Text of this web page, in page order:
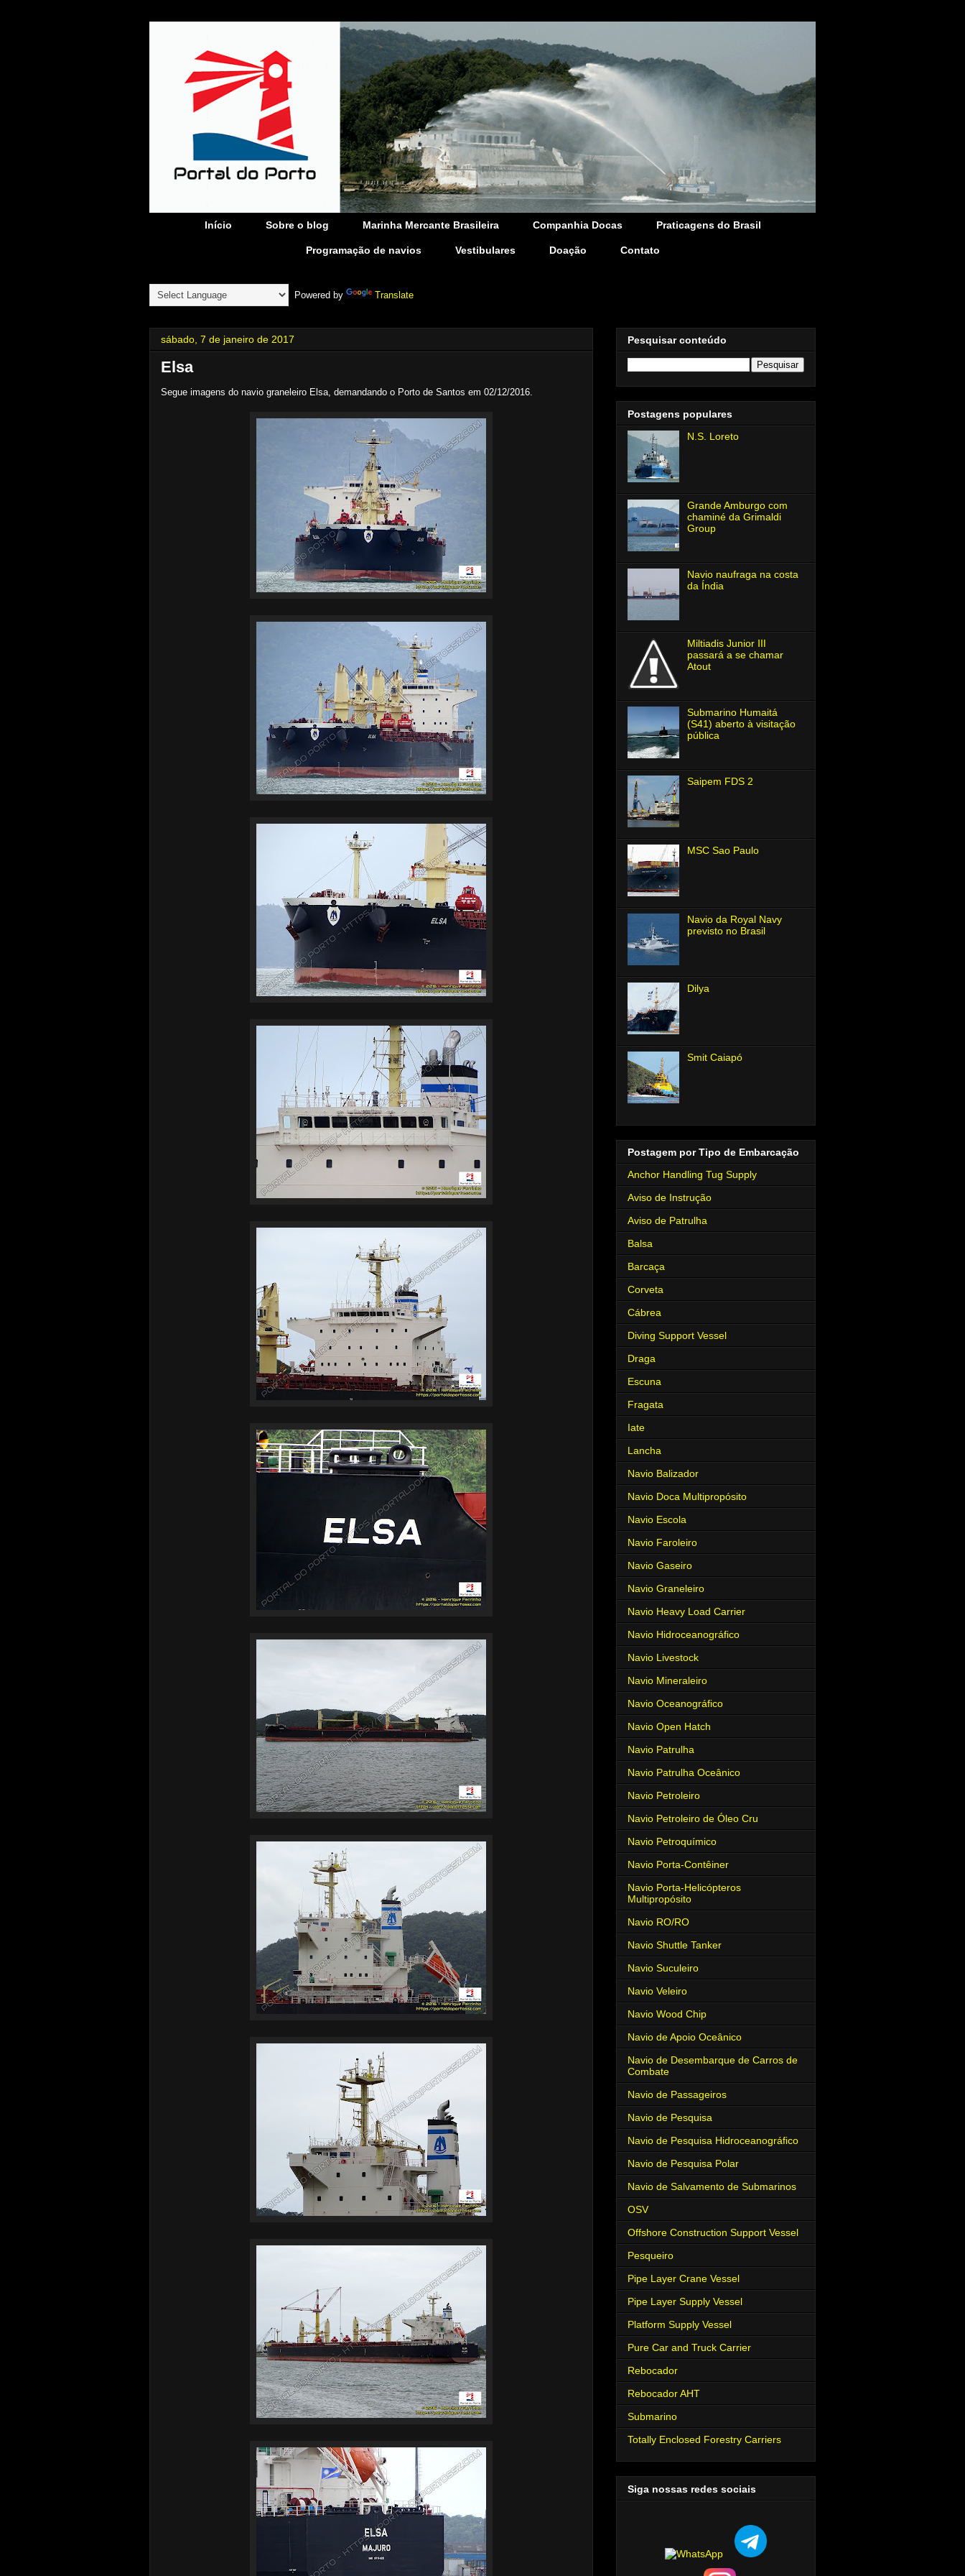
Início Sobre o blog Marinha Mercante Brasileira Companhia Docas Praticagens do Brasil
Programação de navios Vestibulares Doação Contato
Powered by Translate
sábado, 7 de janeiro de 2017
Elsa
Segue imagens do navio graneleiro Elsa, demandando o Porto de Santos em 02/12/2016.
Pesquisar conteúdo
Postagens populares
N.S. Loreto
Grande Amburgo com
chaminé da Grimaldi
Group
Navio naufraga na costa
da Índia
Miltiadis Junior Ⅲ
passará a se chamar
Atout
Submarino Humaitá
(S41) aberto à visitação
pública
Saipem FDS 2
MSC Sao Paulo
Navio da Royal Navy
previsto no Brasil
Dilya
Smit Caiapó
Postagem por Tipo de Embarcação
Anchor Handling Tug Supply
Aviso de Instrução
Aviso de Patrulha
Balsa
Barcaça
Corveta
Cábrea
Diving Support Vessel
Draga
Escuna
Fragata
Iate
Lancha
Navio Balizador
Navio Doca Multipropósito
Navio Escola
Navio Faroleiro
Navio Gaseiro
Navio Graneleiro
Navio Heavy Load Carrier
Navio Hidroceanográfico
Navio Livestock
Navio Mineraleiro
Navio Oceanográfico
Navio Open Hatch
Navio Patrulha
Navio Patrulha Oceânico
Navio Petroleiro
Navio Petroleiro de Óleo Cru
Navio Petroquímico
Navio Porta-Contêiner
Navio Porta-Helicópteros
Multipropósito
Navio RO/RO
Navio Shuttle Tanker
Navio Suculeiro
Navio Veleiro
Navio Wood Chip
Navio de Apoio Oceânico
Navio de Desembarque de Carros de
Combate
Navio de Passageiros
Navio de Pesquisa
Navio de Pesquisa Hidroceanográfico
Navio de Pesquisa Polar
Navio de Salvamento de Submarinos
OSV
Offshore Construction Support Vessel
Pesqueiro
Pipe Layer Crane Vessel
Pipe Layer Supply Vessel
Platform Supply Vessel
Pure Car and Truck Carrier
Rebocador
Rebocador AHT
Submarino
Totally Enclosed Forestry Carriers
Siga nossas redes sociais